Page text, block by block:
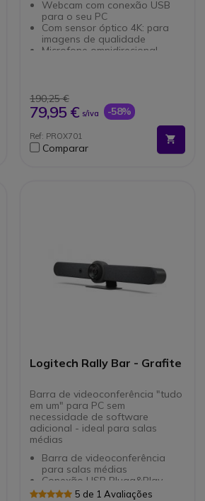
Webcam com conexão USB
para o seu PC
Com sensor óptico 4K: para
imagens de qualidade
Microfone omnidirecional
Resolução máxima de vídeo:
3840 x 2160 pixeis
Imagens nítidas e claras com 8
Compatível com Windows/Mac
190,25 €
79,95 € s/iva -58%
Ref: PROX701
Comparar
Logitech Rally Bar - Grafite
Barra de videoconferência "tudo
em um" para PC sem
necessidade de software
adicional - ideal para salas
médias
Barra de videoconferência
para salas médias
Conexão USB Pluga&Play
para PC/MAC5 de 1 Avaliações